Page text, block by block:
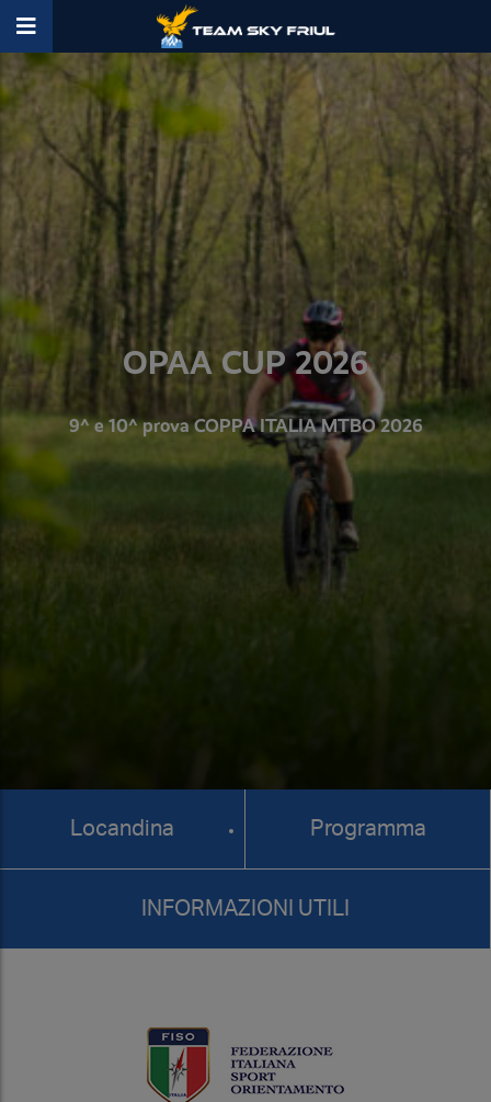
OPAA CUP 2026
9^ e 10^ prova COPPA ITALIA MTBO 2026
Locandina Programma
INFORMAZIONI UTILI